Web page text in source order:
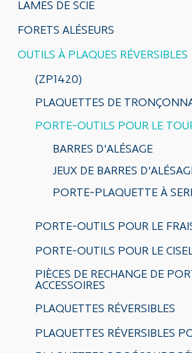
LAMES DE SCIE
FORETS ALÉSEURS
OUTILS À PLAQUES RÉVERSIBLES
(ZP1420)
PLAQUETTES DE
PORTE-OUTILS POUR LE
BARRES D'ALÉSAGE
JEUX DE BARRES
PORTE-PLAQUETTE À
PORTE-OUTILS POUR LE
PORTE-OUTILS POUR LE
PIÈCES DE RECHANGE DE
ACCESSOIRES
PLAQUETTES RÉVERSIBLES
PLAQUETTES RÉVERSIBLES